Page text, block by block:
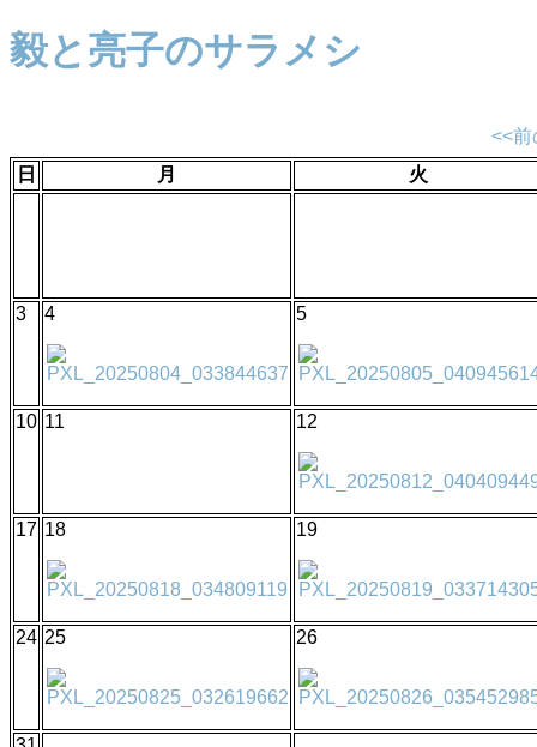
毅と亮子のサラメシ
<<前
日
月 火
3 4 5
10 11 12
17 18 19
24 25 26